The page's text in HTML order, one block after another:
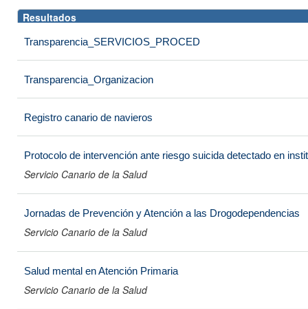
Resultados
Transparencia_SERVICIOS_PROCED
Transparencia_Organizacion
Registro canario de navieros
Protocolo de intervención ante riesgo suicida detectado en
Servicio Canario de la Salud
Jornadas de Prevención y Atención a las Drogodependencias
Servicio Canario de la Salud
Salud mental en Atención Primaria
Servicio Canario de la Salud